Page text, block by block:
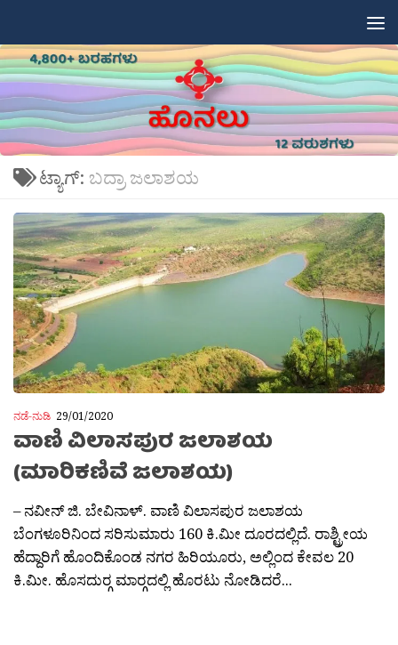
ಟ್ಯಾಗ್: ಬದ್ರಾ ಜಲಾಶಯ
ನಡೆ-ನುಡಿ 29/01/2020
ವಾಣಿ ವಿಲಾಸಪುರ ಜಲಾಶಯ
(ಮಾರಿಕಣಿವೆ ಜಲಾಶಯ)
– ನವೀನ್ ಜಿ. ಬೇವಿನಾಳ್. ವಾಣಿ ವಿಲಾಸಪುರ ಜಲಾಶಯ
ಬೆಂಗಳೂರಿನಿಂದ ಸರಿಸುಮಾರು 160 ಕಿ.ಮೀ ದೂರದಲ್ಲಿದೆ. ರಾಶ್ಟ್ರೀಯ
ಹೆದ್ದಾರಿಗೆ ಹೊಂದಿಕೊಂಡ ನಗರ ಹಿರಿಯೂರು, ಅಲ್ಲಿಂದ ಕೇವಲ 20
ಕಿ.ಮೀ. ಹೊಸದುರ‍್ಗ ಮಾರ‍್ಗದಲ್ಲಿ ಹೊರಟು ನೋಡಿದರೆ...